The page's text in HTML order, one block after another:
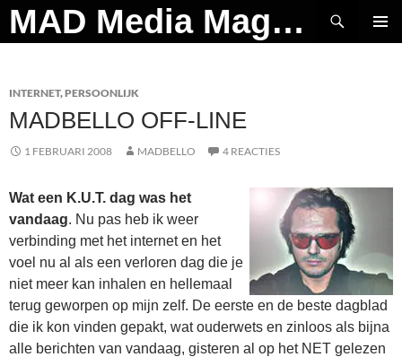
Ga
naar
MAD Media Magazine
Zoeken
INTERNET,PERSOONLIJK
MADBELLO OFF-LINE
1 FEBRUARI 2008 MADBELLO 4 REACTIES
Wat een K.U.T. dag was het
vandaag. Nu pas heb ik weer
verbinding met het internet en het
voel nu al als een verloren dag die je
niet meer kan inhalen en hellemaal
terug geworpen op mijn zelf. De eerste en de beste dagblad
die ik kon vinden gepakt, wat ouderwets en zinloos als bijna
alle berichten van vandaag, gisteren al op het NET gelezen